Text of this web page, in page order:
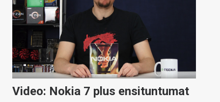
Video: Nokia 7 plus ensituntumat